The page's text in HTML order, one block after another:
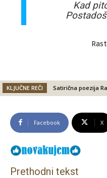
Kad
KLJUČNE REČI Satirična poezija
Facebook X
Prethodni tekst